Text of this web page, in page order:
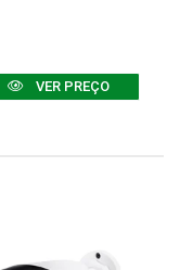
VER PREÇO